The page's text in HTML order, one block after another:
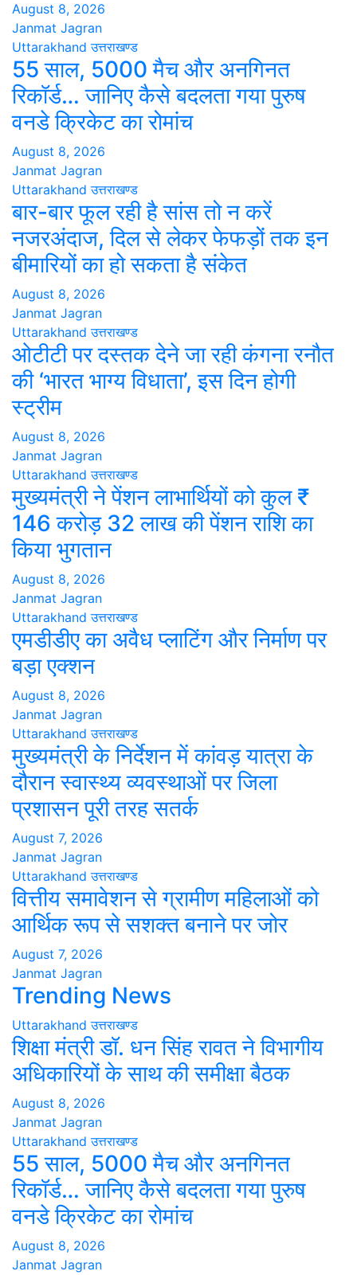
August 8, 2026
Janmat Jagran
Uttarakhand उत्तराखण्ड
55 साल, 5000 मैच और अनगिनत
रिकॉर्ड… जानिए कैसे बदलता गया पुरुष
वनडे क्रिकेट का रोमांच
August 8, 2026
Janmat Jagran
Uttarakhand उत्तराखण्ड
बार-बार फूल रही है सांस तो न करें
नजरअंदाज, दिल से लेकर फेफड़ों तक इन
बीमारियों का हो सकता है संकेत
August 8, 2026
Janmat Jagran
Uttarakhand उत्तराखण्ड
ओटीटी पर दस्तक देने जा रही कंगना रनौत
की ‘भारत भाग्य विधाता’, इस दिन होगी
स्ट्रीम
August 8, 2026
Janmat Jagran
Uttarakhand उत्तराखण्ड
मुख्यमंत्री ने पेंशन लाभार्थियों को कुल ₹
146 करोड़ 32 लाख की पेंशन राशि का
किया भुगतान
August 8, 2026
Janmat Jagran
Uttarakhand उत्तराखण्ड
एमडीडीए का अवैध प्लाटिंग और निर्माण पर
बड़ा एक्शन
August 8, 2026
Janmat Jagran
Uttarakhand उत्तराखण्ड
मुख्यमंत्री के निर्देशन में कांवड़ यात्रा के
दौरान स्वास्थ्य व्यवस्थाओं पर जिला
प्रशासन पूरी तरह सतर्क
August 7, 2026
Janmat Jagran
Uttarakhand उत्तराखण्ड
वित्तीय समावेशन से ग्रामीण महिलाओं को
आर्थिक रूप से सशक्त बनाने पर जोर
August 7, 2026
Janmat Jagran
Trending News
Uttarakhand उत्तराखण्ड
शिक्षा मंत्री डॉ. धन सिंह रावत ने विभागीय
अधिकारियों के साथ की समीक्षा बैठक
August 8, 2026
Janmat Jagran
Uttarakhand उत्तराखण्ड
55 साल, 5000 मैच और अनगिनत
रिकॉर्ड… जानिए कैसे बदलता गया पुरुष
वनडे क्रिकेट का रोमांच
August 8, 2026
Janmat Jagran